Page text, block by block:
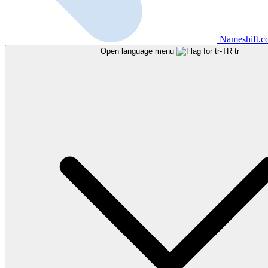
Open language menu tr